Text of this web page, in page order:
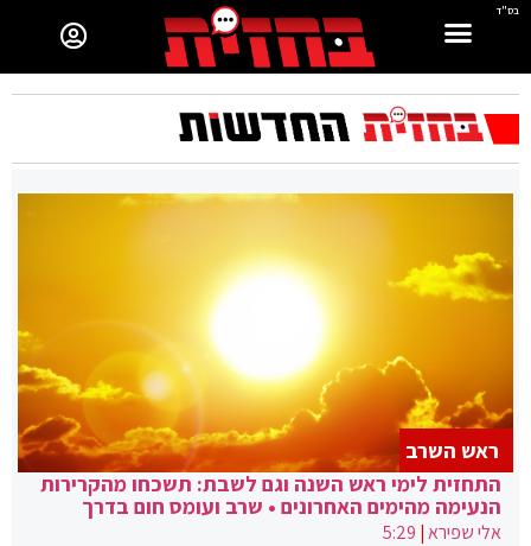
בס"ד
התחזית לימי ראש השנה וגם לשבת: תשכחו מהקרירות
הנעימה מהימים האחרונים • שרב ועומס חום בדרך
אלי שפירא|
5:29
ראש השרב